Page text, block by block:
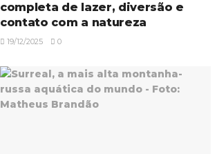
completa de lazer, diversão e
contato com a natureza
19/12/2025 0